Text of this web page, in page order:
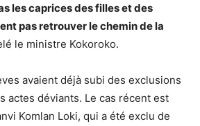
les caprices des filles et des
pas retrouver le chemin de la
le ministre Kokoroko.
avaient déjà subi des exclusions
actes déviants. Le cas récent est
Komlan Loki, qui a été exclu de